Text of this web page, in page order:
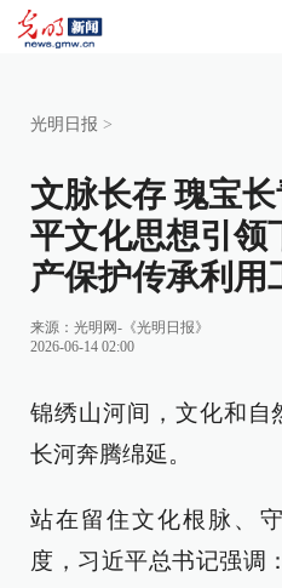
光明日报 >
文脉长存 瑰宝
平文化思想引领
产保护传承利用
来源： 光明网-《光明日报》
2026-06-14 02:00
锦绣山河间，文化和自
长河奔腾绵延。
站在留住文化根脉、
度，习近平总书记强调